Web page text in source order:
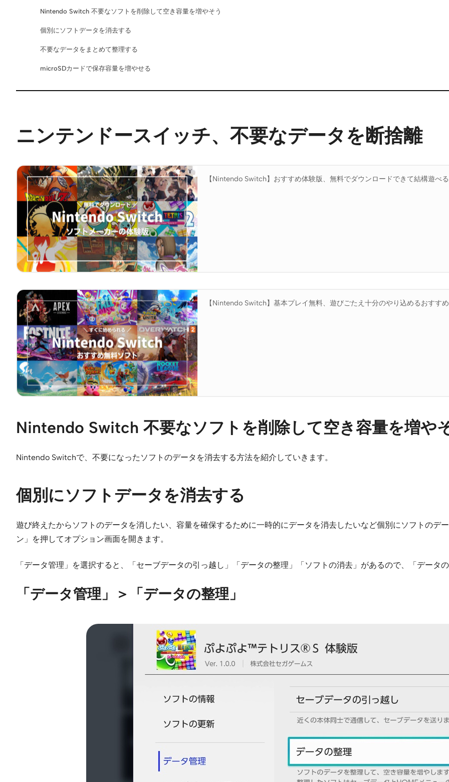
Nintendo Switch 不要なソフトを削除して空き容量を増やそう
個別にソフトデータを消去する
不要なデータをまとめて整理する
microSDカードで保存容量を増やせる
ニンテンドースイッチ、不要なデータを断捨離
【Nintendo Switch】おすすめ体験版、無料でダウンロードできて結構遊べる
【Nintendo Switch】基本プレイ無料、遊びごたえ十分のやり込めるおすす
Nintendo Switch 不要なソフトを削除して空き容量を増や
Nintendo Switchで、不要になったソフトのデータを消去する方法を紹介していきます。
個別にソフトデータを消去する
遊び終えたからソフトのデータを消したい、容量を確保するために一時的にデータを消去したいなど個別にソフトのデ
ン」を押してオプション画面を開きます。
「データ管理」を選択すると、「セーブデータの引っ越し」「データの整理」「ソフトの消去」があるので、「データ
「データ管理」＞「データの整理」